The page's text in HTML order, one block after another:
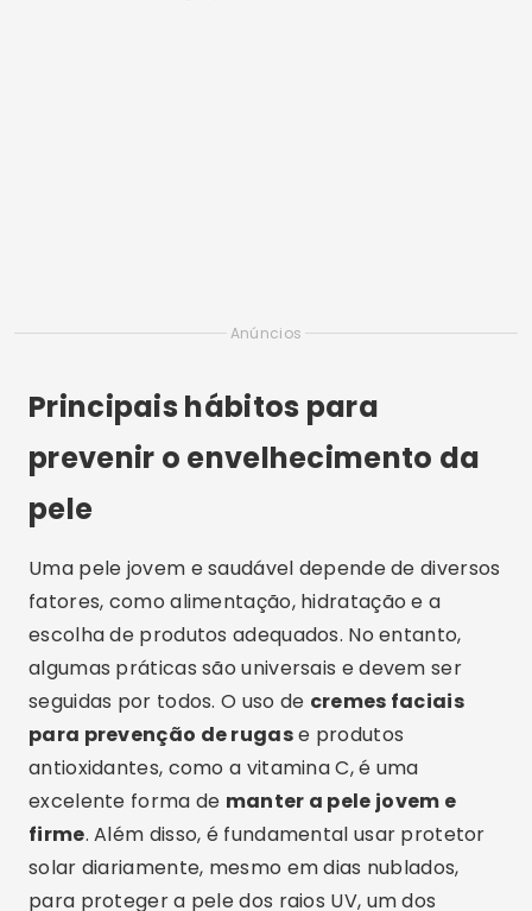
Anúncios
Principais hábitos para
prevenir o envelhecimento da
pele
Uma pele jovem e saudável depende de diversos
fatores, como alimentação, hidratação e a
escolha de produtos adequados. No entanto,
algumas práticas são universais e devem ser
seguidas por todos. O uso de cremes faciais
para prevenção de rugase produtos
antioxidantes, como a vitamina C, é uma
excelente forma de manter a pele jovem e
firme. Além disso, é fundamental usar protetor
solar diariamente, mesmo em dias nublados,
para proteger a pele dos raios UV, um dos